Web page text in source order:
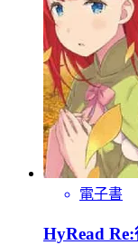
電子書
HyRead